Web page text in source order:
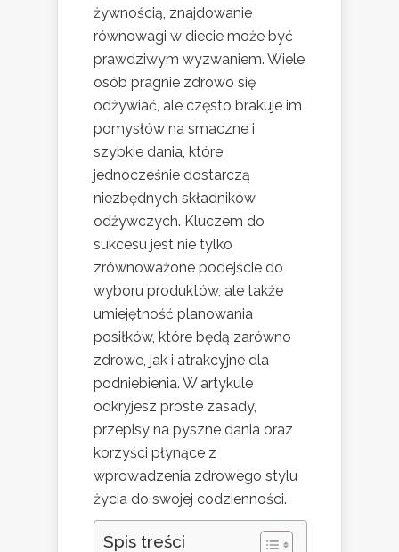
żywnością, znajdowanie
równowagi w diecie może być
prawdziwym wyzwaniem. Wiele
osób pragnie zdrowo się
odżywiać, ale często brakuje im
pomysłów na smaczne i
szybkie dania, które
jednocześnie dostarczą
niezbędnych składników
odżywczych. Kluczem do
sukcesu jest nie tylko
zrównoważone podejście do
wyboru produktów, ale także
umiejętność planowania
posiłków, które będą zarówno
zdrowe, jak i atrakcyjne dla
podniebienia. W artykule
odkryjesz proste zasady,
przepisy na pyszne dania oraz
korzyści płynące z
wprowadzenia zdrowego stylu
życia do swojej codzienności.
Spis treści